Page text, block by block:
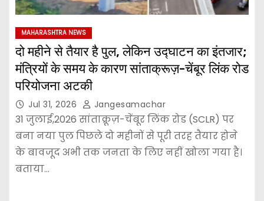
MAHARASHTRA NEWS
दो महीने से तैयार है पुल, लेकिन उद्घाटन का इंतजार;
मंत्रियों के समय के कारण सांताक्रूज़-चेंबूर लिंक रोड
परियोजना अटकी
Jul 31, 2026 Jangesamachar
31 जुलाई,2026 सांताक्रूज़-चेंबूर लिंक रोड (SCLR) पर
बना नया पुल पिछले दो महीनों से पूरी तरह तैयार होने
के बावजूद अभी तक जनता के लिए नहीं खोला गया है।
बताया…